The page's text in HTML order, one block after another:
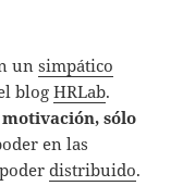
unsimpático
blogHRLab.
sólo
en las
distribuido.